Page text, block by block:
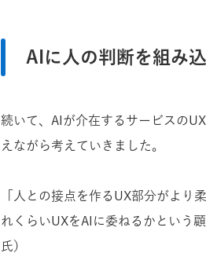
AIに人の判断を組み
続いて、AIが介在するサービスの
えながら考えていきました。
「人との接点を作るUX部分がより
れくらいUXをAIに委ねるかという
氏）